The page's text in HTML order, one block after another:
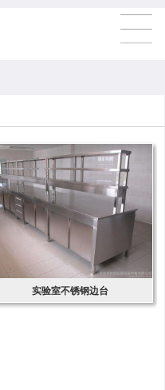
实验室不锈钢边台